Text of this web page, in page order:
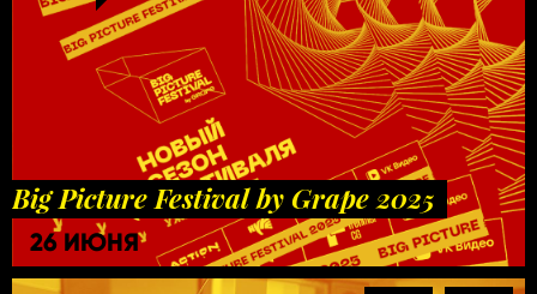
Big Picture Festival by Grape 2025
26 ИЮНЯ